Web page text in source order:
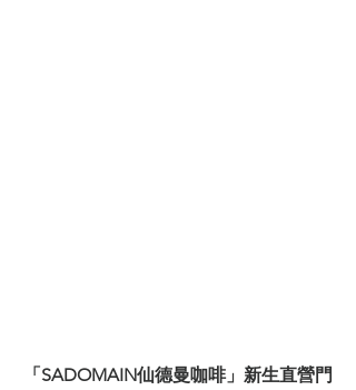
「SADOMAIN仙德曼咖啡」新生直營門